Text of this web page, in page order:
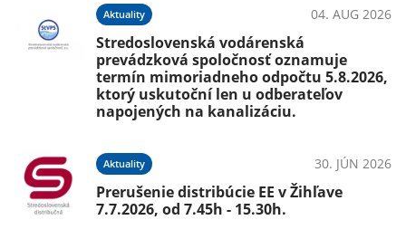
Aktuality 04. AUG 2026
Stredoslovenská vodárenská
prevádzková spoločnosť oznamuje
termín mimoriadneho odpočtu 5.8.2026,
ktorý uskutoční len u odberateľov
napojených na kanalizáciu.
Aktuality 30. JÚN 2026
Prerušenie distribúcie EE v Žihľave
7.7.2026, od 7.45h - 15.30h.